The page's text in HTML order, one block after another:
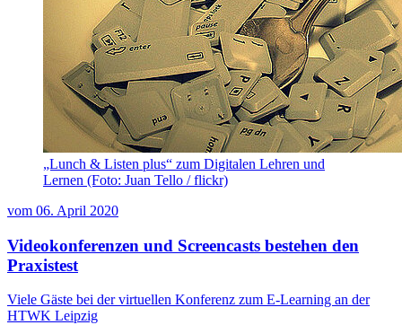
„Lunch & Listen plus“ zum Digitalen Lehren und
Lernen (Foto: Juan Tello / flickr)
vom 06. April 2020
Videokonferenzen und Screencasts bestehen den
Praxistest
Viele Gäste bei der virtuellen Konferenz zum E-Learning an der
HTWK Leipzig